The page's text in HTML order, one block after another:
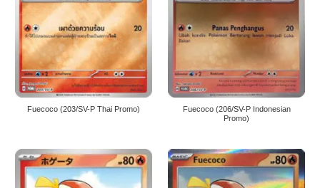
Fuecoco (203/SV-P Thai Promo)
Fuecoco (206/SV-P Indonesian
Promo)